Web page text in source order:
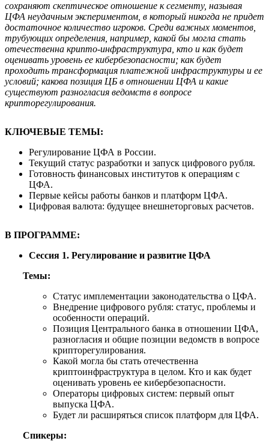
сохраняют скептическое отношение к сегменту, называя
ЦФА неудачным экспериментом, в который никогда не придет
достаточное количество игроков. Среди важных моментов,
трубующих определения, например, какой бы могла стать
отечественна крипто-инфраструктура, кто и как будет
оценивать уровень ее кибербезопасности; как будет
проходить трансформация платежной инфраструктуры и ее
условий; какова позиция ЦБ в отношении ЦФА и какие
существуют разногласия ведомств в вопросе
крипторегулирования.
КЛЮЧЕВЫЕ ТЕМЫ:
Регулирование ЦФА в России.
Текущий статус разработки и запуск цифрового рубля.
Готовность финансовых институтов к операциям с
ЦФА.
Первые кейсы работы банков и платформ ЦФА.
Цифровая валюта: будущее внешнеторговых расчетов.
В ПРОГРАММЕ:
Сессия 1. Регулирование и развитие ЦФА
Темы:
Статус имплементации законодательства о ЦФА.
Внедрение цифрового рубля: статус, проблемы и
особенности операций.
Позиция Центрального банка в отношении ЦФА,
разногласия и общие позиции ведомств в вопросе
крипторегулирования.
Какой могла бы стать отечественна
криптоинфраструктура в целом. Кто и как будет
оценивать уровень ее кибербезопасности.
Операторы цифровых систем: первый опыт
выпуска ЦФА.
Будет ли расширяться список платформ для ЦФА.
Спикеры: